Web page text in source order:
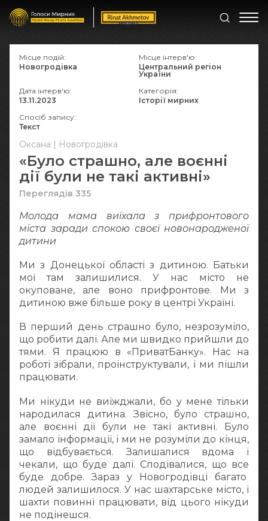
Оксана | Новогродівка
«Було страшно, але воєнні
дії були не такі активні»
Переглядів 335
Молода мама виїхала з прифронтового
міста заради спокою своєї новонародженої
дитини
Ми з Донецької області з дитиною. Батьки
мої там залишилися. У нас місто не
окуповане, але воно прифронтове. Ми з
дитиною вже більше року в центрі Україні.
В перший день страшно було, незрозуміло,
що робити далі. Але ми швидко прийшли до
тями. Я працюю в «ПриватБанку». Нас на
роботі зібрали, проінструктували, і ми пішли
працювати.
Ми нікуди не виїжджали, бо у мене тільки
народилася дитина. Звісно, було страшно,
але воєнні дії були не такі активні. Було
замало інформації, і ми не розуміли до кінця,
що відбувається. Залишалися вдома і
чекали, що буде далі. Сподівалися, що все
буде добре. Зараз у Новогродівці багато
людей залишилося. У нас шахтарське місто, і
шахти повинні працювати, від цього нікуди
не подінешся.
Місце подій:
Новогродівка
Місце інтерв'ю:
Центральний регіон
України
Дата інтерв'ю:
13.11.2023
Категорія:
Історії мирних
Спосіб запису:
Текст